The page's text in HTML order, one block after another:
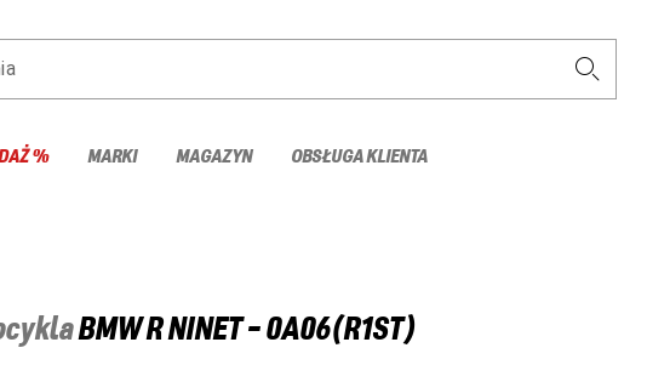
% MARKI MAGAZYN OBSŁUGA KLIENTA
BMWR NINET - 0A06(R1ST)